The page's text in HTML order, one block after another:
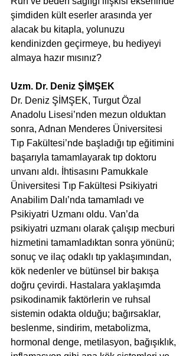
şimdiden kült eserler arasında yer
alacak bu kitapla, yolunuzu
kendinizden geçirmeye, bu hediyeyi
almaya hazır mısınız?
Uzm. Dr. Deniz ŞİMŞEK
Dr. Deniz ŞİMŞEK, Turgut Özal
Anadolu Lisesi’nden mezun olduktan
sonra, Adnan Menderes Üniversitesi
Tıp Fakültesi’nde başladığı tıp eğitimini
başarıyla tamamlayarak tıp doktoru
unvanı aldı. İhtisasını Pamukkale
Üniversitesi Tıp Fakültesi Psikiyatri
Anabilim Dalı’nda tamamladı ve
Psikiyatri Uzmanı oldu. Van’da
psikiyatri uzmanı olarak çalışıp mecburi
hizmetini tamamladıktan sonra yönünü;
sonuç ve ilaç odaklı tıp yaklaşımından,
kök nedenler ve bütünsel bir bakışa
doğru çevirdi. Hastalara yaklaşımda
psikodinamik faktörlerin ve ruhsal
sistemin odakta olduğu; bağırsaklar,
beslenme, sindirim, metabolizma,
hormonal denge, metilasyon, bağışıklık,